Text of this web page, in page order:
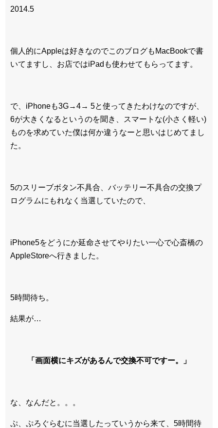
2014.5
個人的にAppleは好きなのでこのブログもMacBookで書
いてますし、お店ではiPadも使わせてもらってます。
で、iPhoneも3G→4→ 5と使ってきたわけなのですが、
6が大きくなるというのを聞き、スマートな(小さく軽い)
ものを求めていた僕は何か違うなーと思いはじめてまし
た。
5のスリーブボタン不具合、バッテリー不具合の交換プ
ログラムにもれなく当選していたので、
iPhone5をどうにか延命させてやりたい一心で心斎橋の
AppleStoreへ行きました。
5時間待ち。
結果が…
「画面横にキズがあるんで交換不可ですー。」
な、なんだと。。。
ぷ、ぷろぐらむに当選したっていうから来て、5時間待